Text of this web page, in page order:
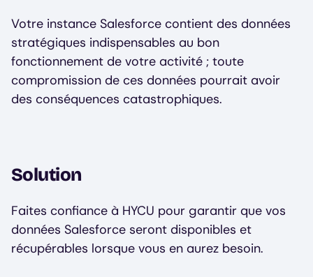
Votre instance Salesforce contient des données
stratégiques indispensables au bon
fonctionnement de votre activité ; toute
compromission de ces données pourrait avoir
des conséquences catastrophiques.
Solution
Faites confiance à HYCU pour garantir que vos
données Salesforce seront disponibles et
récupérables lorsque vous en aurez besoin.